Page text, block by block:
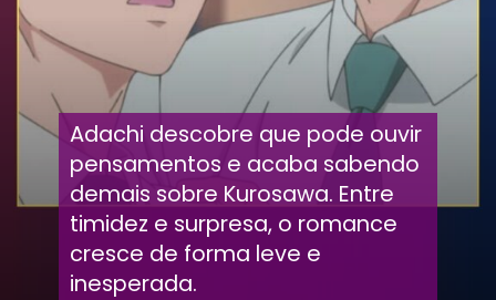
Adachi descobre que pode ouvir
pensamentos e acaba sabendo
demais sobre Kurosawa. Entre
timidez e surpresa, o romance
cresce de forma leve e
inesperada.